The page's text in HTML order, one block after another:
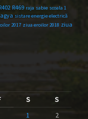
R469 raja sabie scoala 1
sistare energie electrică
2017 ziua eroilor 2018 ziua
S
S
1
2